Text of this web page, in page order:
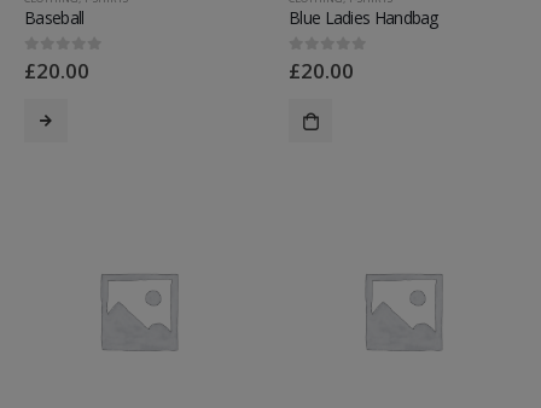
Baseball
0out of 5
£20.00
Blue Ladies Handbag
0out of 5
£20.00